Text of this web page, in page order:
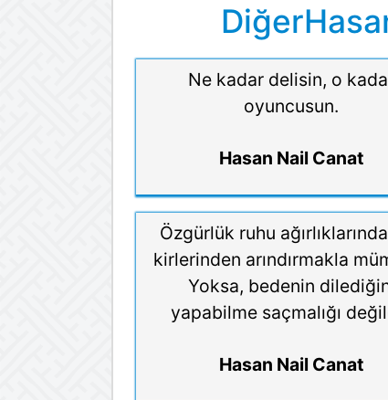
Ne kadar delisin, o
oyuncusun.
Hasan Nail Canat
Özgürlük ruhu
kirlerinden arındırmakla
Yoksa, bedenin
yapabilme saçmalığı
Hasan Nail Canat